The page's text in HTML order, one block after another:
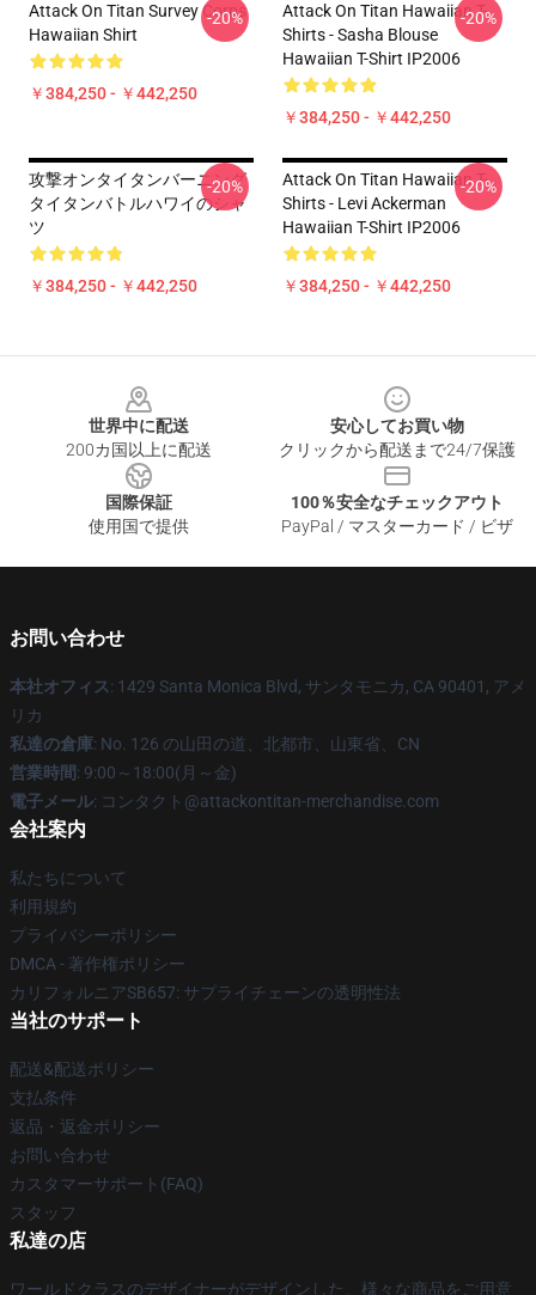
Attack On Titan Survey Corps
Hawaiian Shirt
￥384,250 - ￥442,250
-20%
Attack On Titan Hawaiian T-
Shirts - Sasha Blouse
Hawaiian T-Shirt IP2006
￥384,250 - ￥442,250
-20%
攻撃オンタイタンバーニング
タイタンバトルハワイのシャ
ツ
￥384,250 - ￥442,250
-20%
Attack On Titan Hawaiian T-
Shirts - Levi Ackerman
Hawaiian T-Shirt IP2006
￥384,250 - ￥442,250
-20%
世界中に配送
200カ国以上に配送
安心してお買い物
クリックから配送まで24/7保護
国際保証
使用国で提供
100％安全なチェックアウト
PayPal / マスターカード / ビザ
お問い合わせ
本社オフィス: 1429 Santa Monica Blvd, サンタモニカ, CA 90401, アメ
リカ
私達の倉庫: No. 126 の山田の道、北都市、山東省、CN
営業時間: 9:00～18:00(月～金)
電子メール: コンタクト@attackontitan-merchandise.com
会社案内
私たちについて
利用規約
プライバシーポリシー
DMCA - 著作権ポリシー
カリフォルニアSB657: サプライチェーンの透明性法
当社のサポート
配送&配送ポリシー
支払条件
返品・返金ポリシー
お問い合わせ
カスタマーサポート(FAQ)
スタッフ
私達の店
ワールドクラスのデザイナーがデザインした、様々な商品をご用意